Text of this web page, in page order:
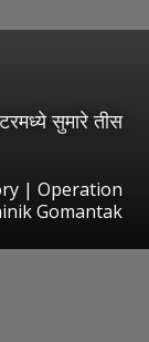
सुमारे तीस
| Operation
Gomantak